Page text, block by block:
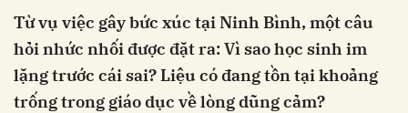
Từ vụ việc gây bức xúc tại Ninh Bình, một câu
hỏi nhức nhối được đặt ra: Vì sao học sinh im
lặng trước cái sai? Liệu có đang tồn tại khoảng
trống trong giáo dục về lòng dũng cảm?